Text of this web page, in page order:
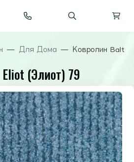
Для Дома Ковролин Balta
(Элиот) 79